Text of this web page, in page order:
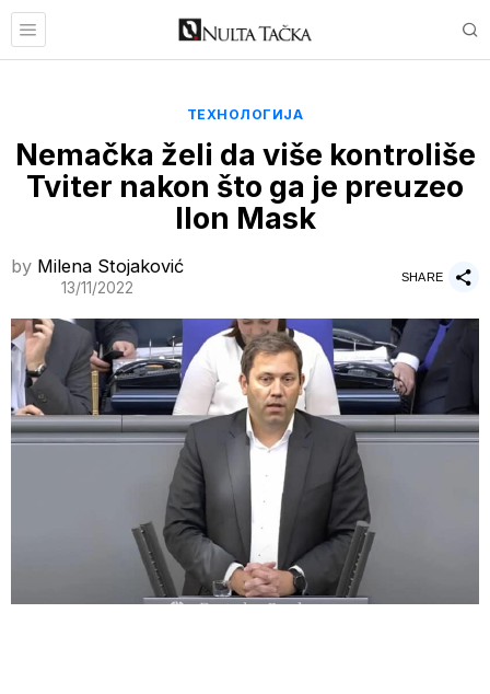
ТЕХНОЛОГИЈА
Nemačka želi da više kontroliše
Tviter nakon što ga je preuzeo
Ilon Mask
by Milena Stojaković
13/11/2022
SHARE